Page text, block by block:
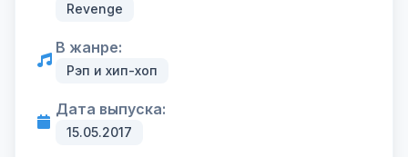
Revenge
В жанре:
Рэп и хип-хоп
Дата выпуска:
15.05.2017